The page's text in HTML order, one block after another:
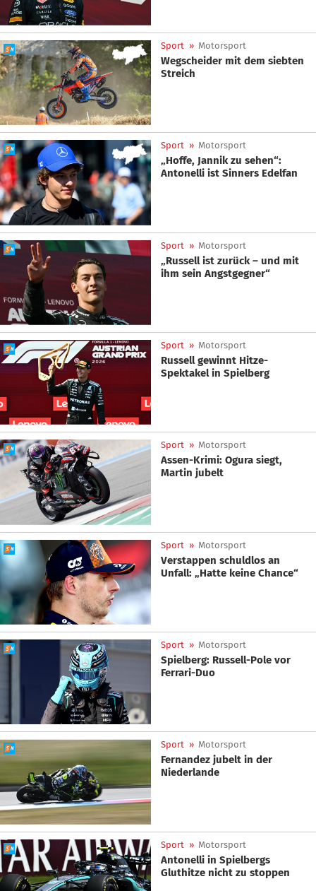
Sport » Motorsport
Wegscheider mit dem siebten
Streich
Sport » Motorsport
„Hoffe, Jannik zu sehen“:
Antonelli ist Sinners Edelfan
Sport » Motorsport
„Russell ist zurück – und mit
ihm sein Angstgegner“
Sport » Motorsport
Russell gewinnt Hitze-
Spektakel in Spielberg
Sport » Motorsport
Assen-Krimi: Ogura siegt,
Martin jubelt
Sport » Motorsport
Verstappen schuldlos an
Unfall: „Hatte keine Chance“
Sport » Motorsport
Spielberg: Russell-Pole vor
Ferrari-Duo
Sport » Motorsport
Fernandez jubelt in der
Niederlande
Sport » Motorsport
Antonelli in Spielbergs
Gluthitze nicht zu stoppen